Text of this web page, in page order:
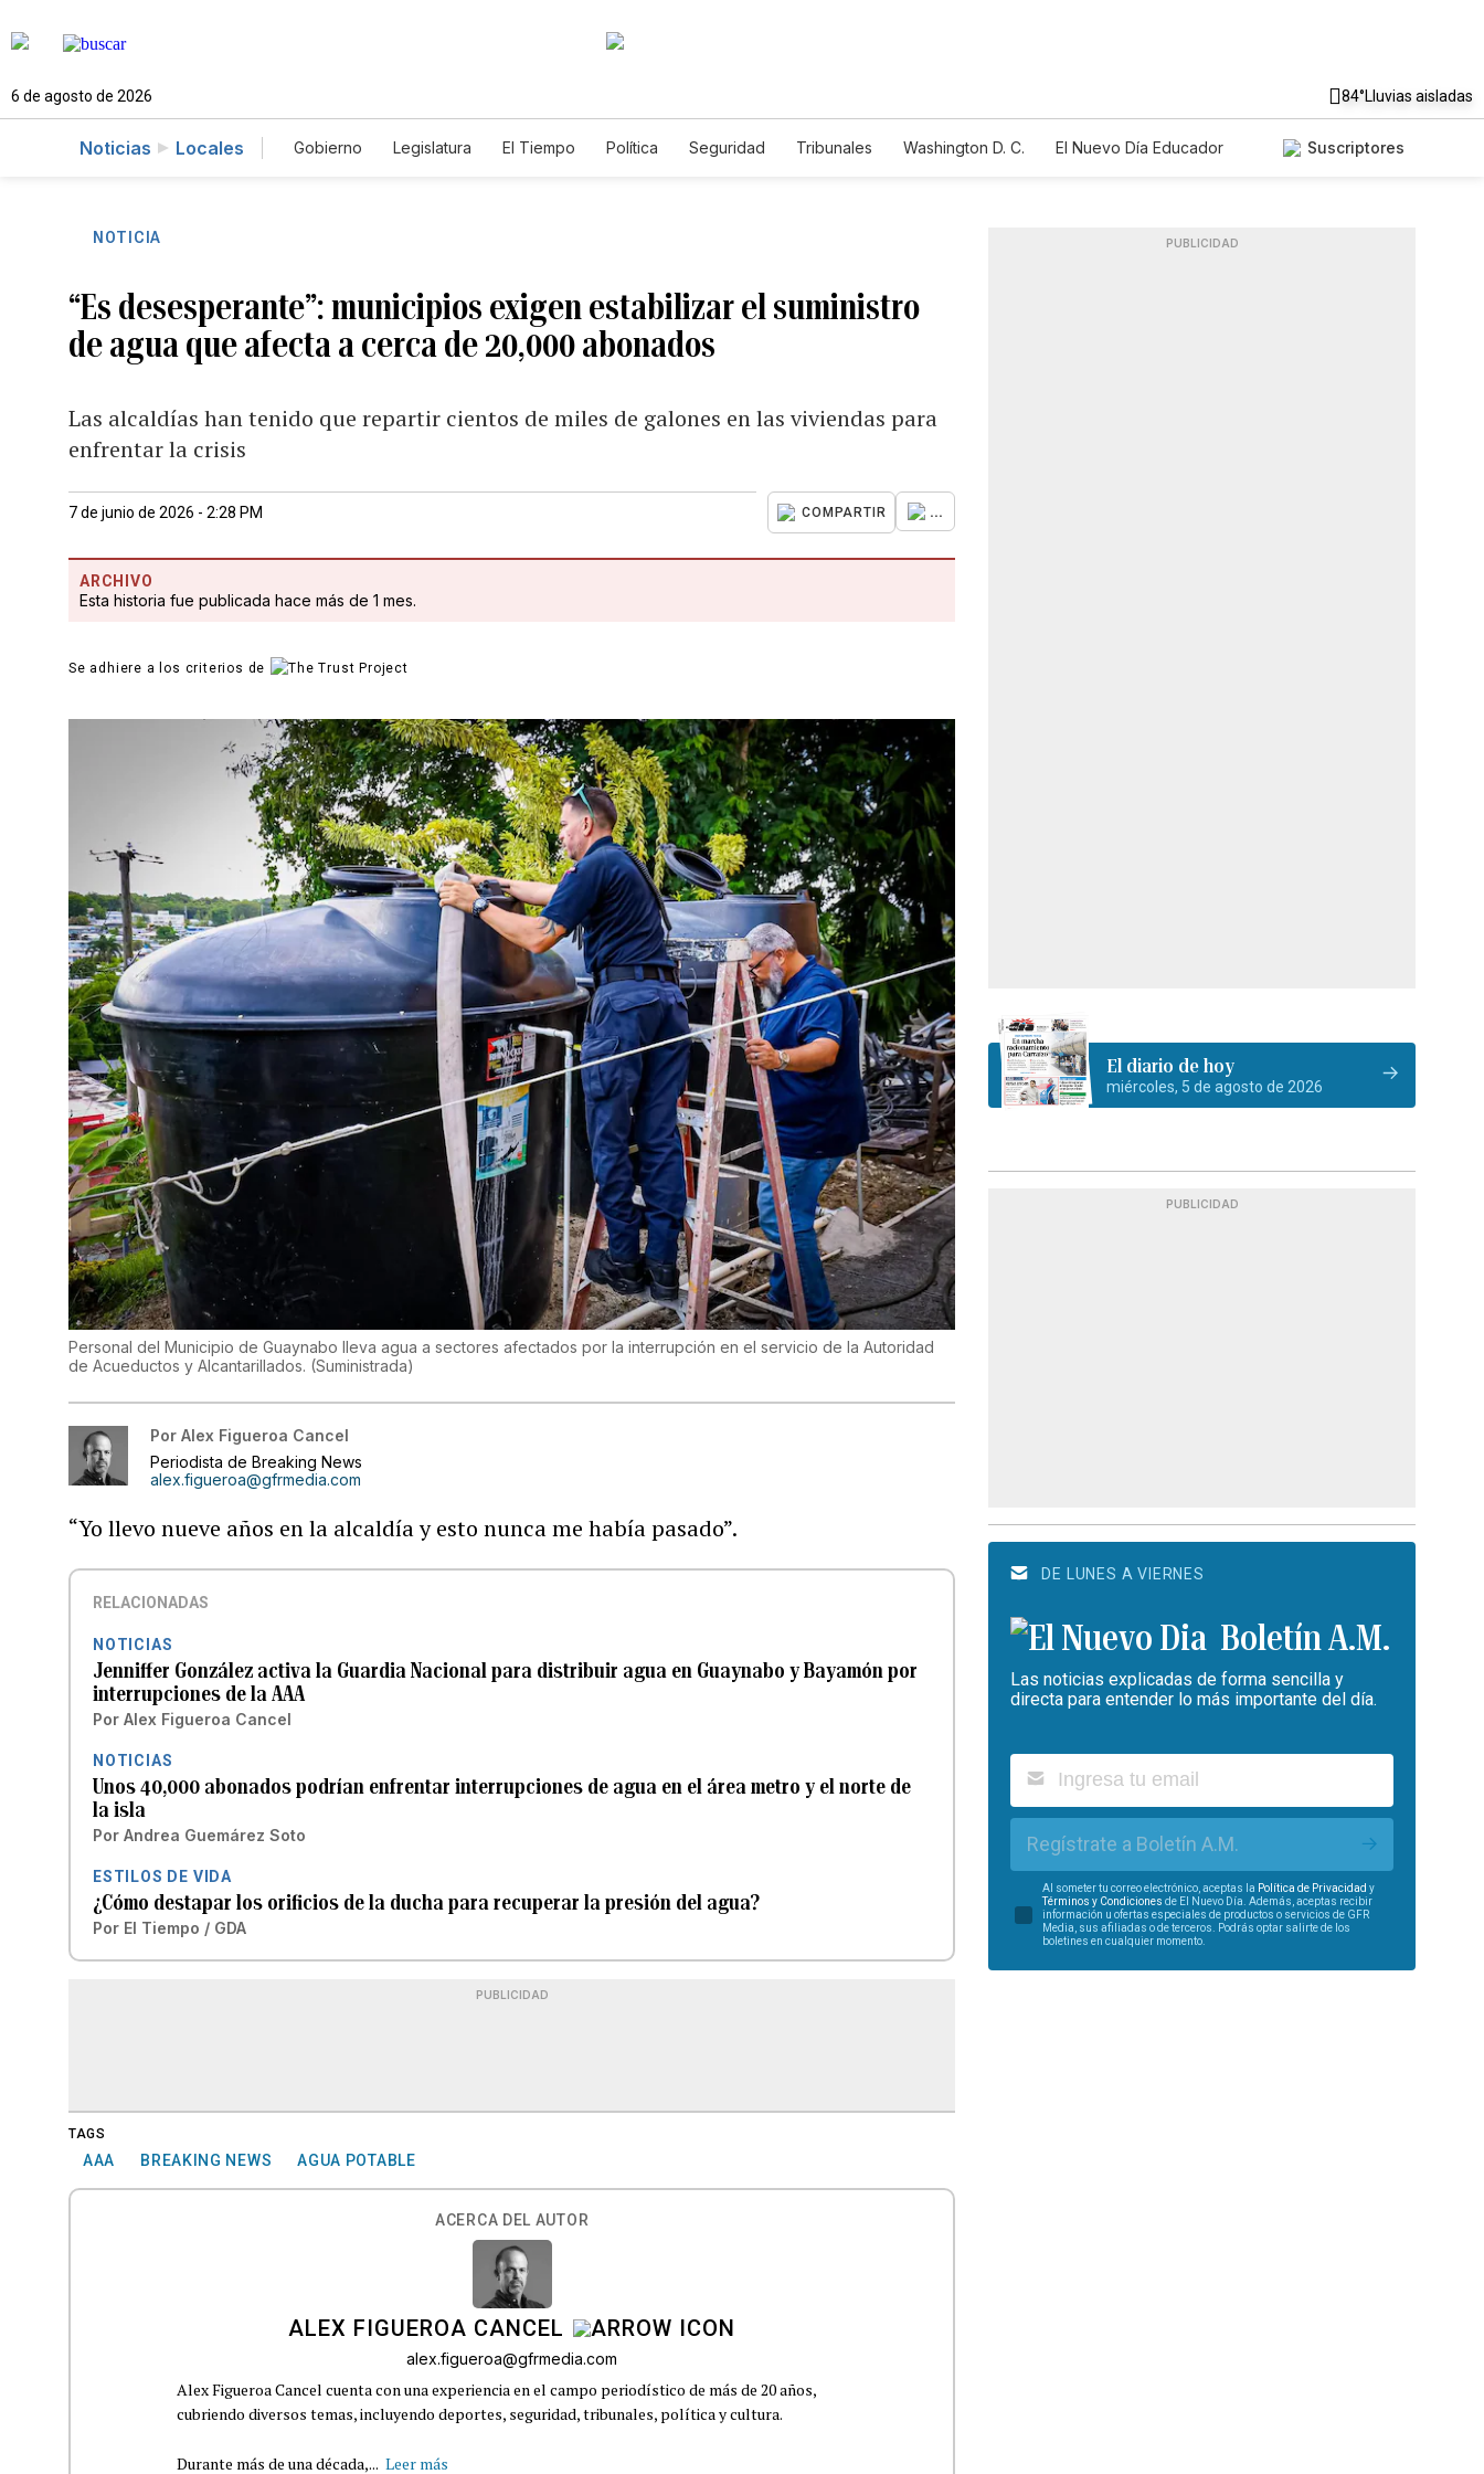
6 de agosto de 2026 84°Lluvias aisladas
Noticias Locales Gobierno Legislatura El Tiempo Política Seguridad Tribunales Washington D. C.
El Nuevo Día Educador
Suscriptores
NOTICIA
“Es desesperante”: municipios exigen estabilizar el suministro
de agua que afecta a cerca de 20,000 abonados
Las alcaldías han tenido que repartir cientos de miles de galones en las viviendas para
enfrentar la crisis
7 de junio de 2026 - 2:28 PM COMPARTIR ...
ARCHIVO
Esta historia fue publicada hace más de 1 mes.
Se adhiere a los criterios de
Personal del Municipio de Guaynabo lleva agua a sectores afectados por la interrupción en el servicio de la Autoridad
de Acueductos y Alcantarillados. (Suministrada)
Por Alex Figueroa Cancel
Periodista de Breaking News
alex.figueroa@gfrmedia.com
“Yo llevo nueve años en la alcaldía y esto nunca me había pasado”.
RELACIONADAS
NOTICIAS
Jenniffer González activa la Guardia Nacional para distribuir agua en Guaynabo y Bayamón por
interrupciones de la AAA
Por Alex Figueroa Cancel
NOTICIAS
Unos 40,000 abonados podrían enfrentar interrupciones de agua en el área metro y el norte de
la isla
Por Andrea Guemárez Soto
ESTILOS DE VIDA
¿Cómo destapar los orificios de la ducha para recuperar la presión del agua?
Por El Tiempo / GDA
PUBLICIDAD
TAGS
AAA BREAKING NEWS AGUA POTABLE
ACERCA DEL AUTOR
ALEX FIGUEROA CANCEL
alex.figueroa@gfrmedia.com
Alex Figueroa Cancel cuenta con una experiencia en el campo periodístico de más de 20 años,
cubriendo diversos temas, incluyendo deportes, seguridad, tribunales, política y cultura.
Durante más de una década,... Leer más
PUBLICIDAD
El diario de hoy
miércoles, 5 de agosto de 2026
PUBLICIDAD
DE LUNES A VIERNES
Boletín A.M.
Las noticias explicadas de forma sencilla y
directa para entender lo más importante del día.
Regístrate a Boletín A.M.
Al someter tu correo electrónico, aceptas la Política de Privacidad y
Términos y Condiciones de El Nuevo Día. Además, aceptas recibir
información u ofertas especiales de productos o servicios de GFR
Media, sus afiliadas o de terceros. Podrás optar salirte de los
boletines en cualquier momento.